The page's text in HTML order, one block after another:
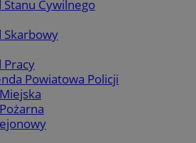
Stanu Cywilnego
Skarbowy
Pracy
Powiatowa Policji